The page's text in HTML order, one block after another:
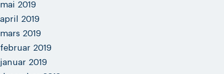
mai 2019
april 2019
mars 2019
februar 2019
januar 2019